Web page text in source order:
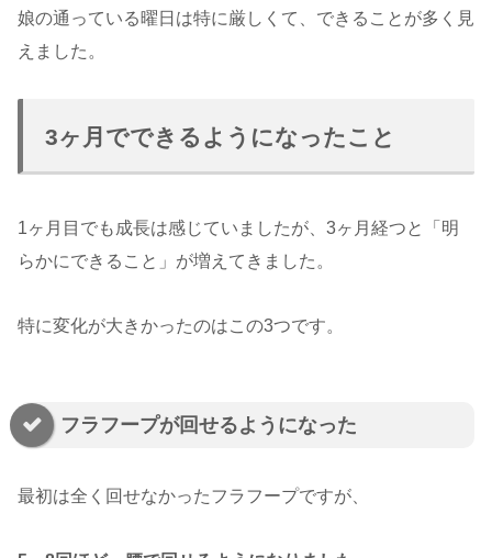
娘の通っている曜日は特に厳しくて、できることが多く見
えました。
3ヶ月でできるようになったこと
1ヶ月目でも成長は感じていましたが、3ヶ月経つと「明
らかにできること」が増えてきました。
特に変化が大きかったのはこの3つです。
フラフープが回せるようになった
最初は全く回せなかったフラフープですが、